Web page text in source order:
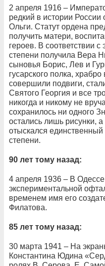
2 апреля 1916 –
редкий в истории
Ольги. Статут ордена
получить матери,
героев. В соответствии с
степени получила Вера
сыновья Борис, Лев и
гусарского полка,
совершили подвиги,
Святого Георгия и все
никогда и никому не
сохранилось ни одного
остались лишь рисунки,
отыскался
степени.
90 лет тому назад:
4 апреля 1936 – В Одессе
экспериментальной
временем имя его
Филатова.
85 лет тому назад:
30 марта 1941 – На
Константина Юдина